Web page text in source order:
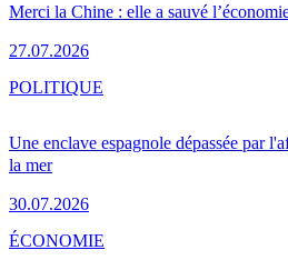
Merci la Chine : elle a sauvé
27.07.2026
Une enclave espagnole dépassée par
la mer
30.07.2026
POLITIQUE
ÉCONOMIE